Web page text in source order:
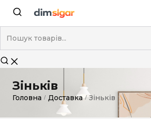
Зіньків
Головна / Доставка / Зіньків